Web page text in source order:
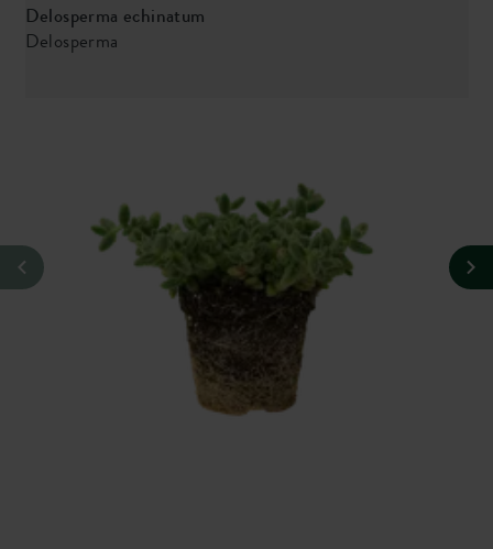
Delosperma echinatum
Delosperma